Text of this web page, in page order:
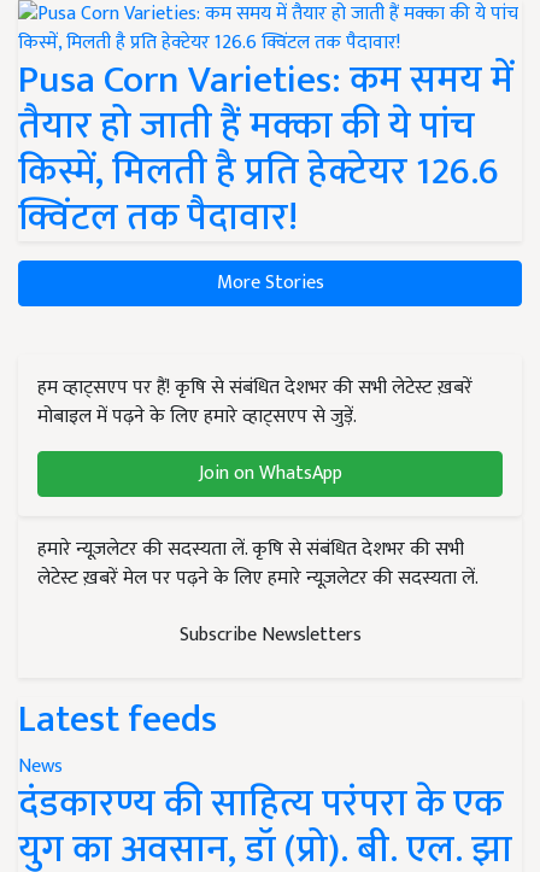
Pusa Corn Varieties: कम समय में
तैयार हो जाती हैं मक्का की ये पांच
किस्में, मिलती है प्रति हेक्टेयर 126.6
क्विंटल तक पैदावार!
More Stories
हम व्हाट्सएप पर हैं! कृषि से संबंधित देशभर की सभी लेटेस्ट ख़बरें
मोबाइल में पढ़ने के लिए हमारे व्हाट्सएप से जुड़ें.
Join on WhatsApp
हमारे न्यूज़लेटर की सदस्यता लें. कृषि से संबंधित देशभर की सभी
लेटेस्ट ख़बरें मेल पर पढ़ने के लिए हमारे न्यूज़लेटर की सदस्यता लें.
Subscribe Newsletters
Latest feeds
News
दंडकारण्य की साहित्य परंपरा के एक
युग का अवसान, डॉ (प्रो). बी. एल. झा